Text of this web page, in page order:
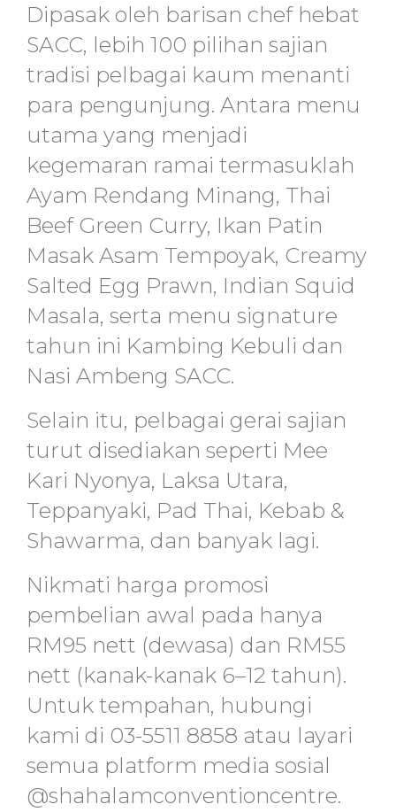
Dipasak oleh barisan chef hebat
SACC, lebih 100 pilihan sajian
tradisi pelbagai kaum menanti
para pengunjung. Antara menu
utama yang menjadi
kegemaran ramai termasuklah
Ayam Rendang Minang, Thai
Beef Green Curry, Ikan Patin
Masak Asam Tempoyak, Creamy
Salted Egg Prawn, Indian Squid
Masala, serta menu signature
tahun ini Kambing Kebuli dan
Nasi Ambeng SACC.
Selain itu, pelbagai gerai sajian
turut disediakan seperti Mee
Kari Nyonya, Laksa Utara,
Teppanyaki, Pad Thai, Kebab &
Shawarma, dan banyak lagi.
Nikmati harga promosi
pembelian awal pada hanya
RM95 nett (dewasa) dan RM55
nett (kanak-kanak 6–12 tahun).
Untuk tempahan, hubungi
kami di 03-5511 8858 atau layari
semua platform media sosial
@shahalamconventioncentre.